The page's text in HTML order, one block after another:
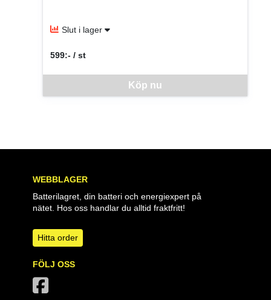
Slut i lager
Denna vara går inte att beställa via webben just nu,
Köp nu
599:- / st
SEK per ST
WEBBLAGER
Batterilagret, din batteri och energiexpert på
nätet. Hos oss handlar du alltid fraktfritt!
Hitta order
FÖLJ OSS